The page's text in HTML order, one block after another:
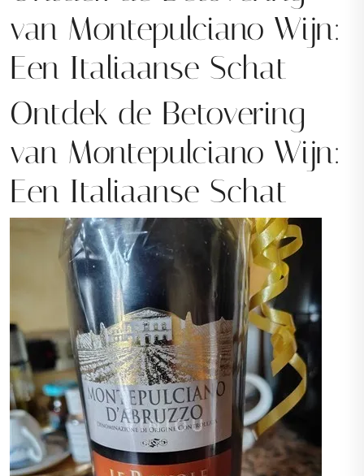
van Montepulciano Wijn:
Een Italiaanse Schat
Ontdek de Betovering
van Montepulciano Wijn:
Een Italiaanse Schat